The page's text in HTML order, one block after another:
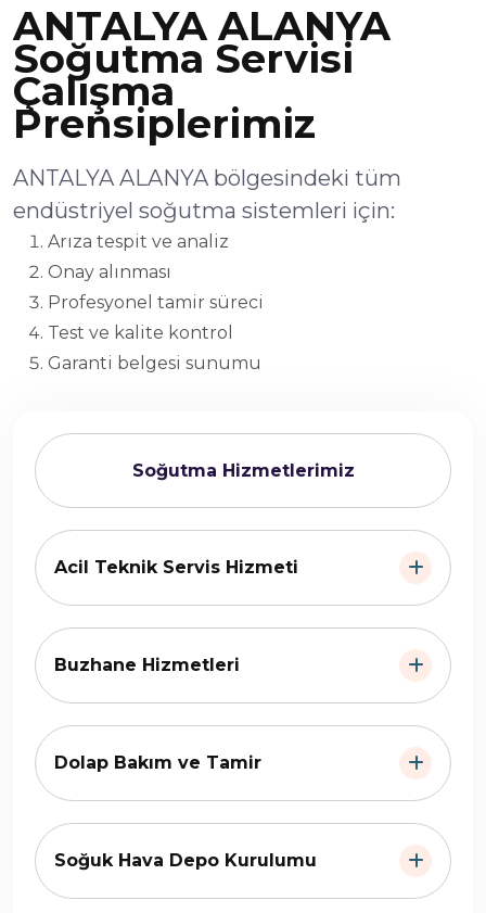
Soğutma Hizmetlerimiz
Acil Teknik Servis Hizmeti
Buzhane Hizmetleri
Dolap Bakım ve Tamir
Soğuk Hava Depo Kurulumu
ANTALYA ALANYA
Soğutma Servisi
Çalışma
Prensiplerimiz
ANTALYA ALANYA bölgesindeki tüm
endüstriyel soğutma sistemleri için:
Arıza tespit ve analiz
Onay alınması
Profesyonel tamir süreci
Test ve kalite kontrol
Garanti belgesi sunumu